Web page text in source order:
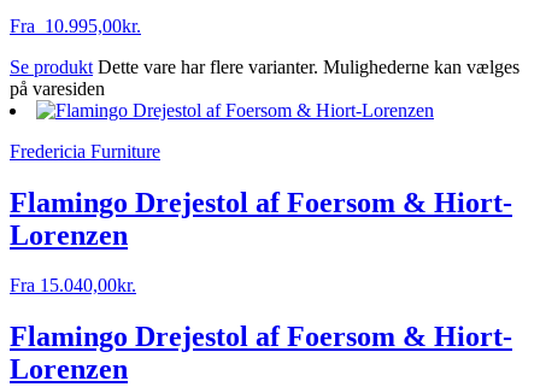
Fra 10.995,00kr.
Se produkt Dette vare har flere varianter. Mulighederne kan vælges
på varesiden
Fredericia Furniture
Flamingo Drejestol af Foersom & Hiort-
Lorenzen
Fra 15.040,00kr.
Flamingo Drejestol af Foersom & Hiort-
Lorenzen